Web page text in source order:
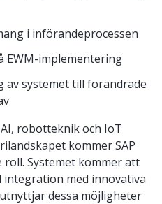
i införandeprocessen
EWM-implementering
av systemet till förändrade
robotteknik och IoT
kommer SAP
Systemet kommer att
med innovativa
dessa möjligheter